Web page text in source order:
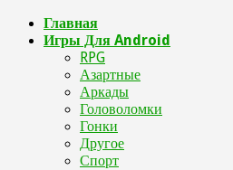
Главная
Игры Для Android
RPG
Азартные
Аркады
Головоломки
Гонки
Другое
Спорт